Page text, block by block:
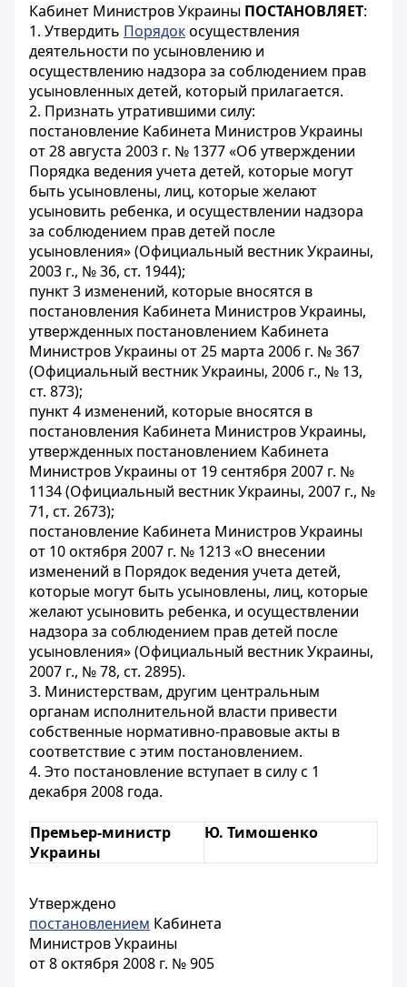
Кабинет Министров Украины ПОСТАНОВЛЯЕТ:
1. Утвердить Порядокосуществления
деятельности по усыновлению и
осуществлению надзора за соблюдением прав
усыновленных детей, который прилагается.
2. Признать утратившими силу:
постановление Кабинета Министров Украины
от 28 августа 2003 г. № 1377 «Об утверждении
Порядка ведения учета детей, которые могут
быть усыновлены, лиц, которые желают
усыновить ребенка, и осуществлении надзора
за соблюдением прав детей после
усыновления» (Официальный вестник Украины,
2003 г., № 36, ст. 1944);
пункт 3 изменений, которые вносятся в
постановления Кабинета Министров Украины,
утвержденных постановлением Кабинета
Министров Украины от 25 марта 2006 г. № 367
(Официальный вестник Украины, 2006 г., № 13,
ст. 873);
пункт 4 изменений, которые вносятся в
постановления Кабинета Министров Украины,
утвержденных постановлением Кабинета
Министров Украины от 19 сентября 2007 г. №
1134 (Официальный вестник Украины, 2007 г., №
71, ст. 2673);
постановление Кабинета Министров Украины
от 10 октября 2007 г. № 1213 «О внесении
изменений в Порядок ведения учета детей,
которые могут быть усыновлены, лиц, которые
желают усыновить ребенка, и осуществлении
надзора за соблюдением прав детей после
усыновления» (Официальный вестник Украины,
2007 г., № 78, ст. 2895).
3. Министерствам, другим центральным
органам исполнительной власти привести
собственные нормативно-правовые акты в
соответствие с этим постановлением.
4. Это постановление вступает в силу с 1
декабря 2008 года.
Премьер-министр
Украины
Ю. Тимошенко
Утверждено
постановлением Кабинета
Министров Украины
от 8 октября 2008 г. № 905